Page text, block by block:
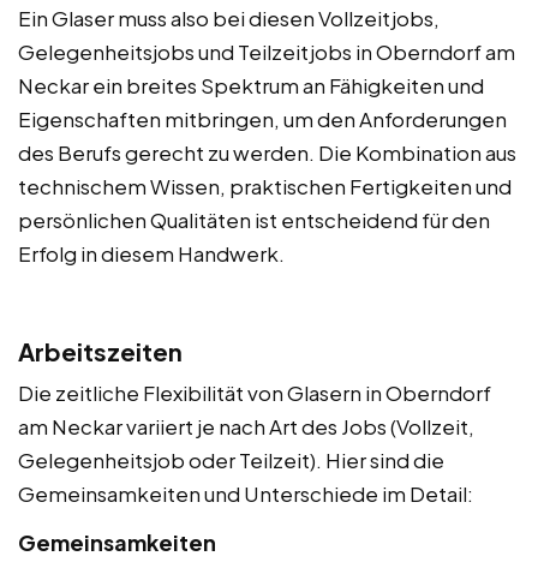
Ein Glaser muss also bei diesen Vollzeitjobs,
Gelegenheitsjobs und Teilzeitjobs in Oberndorf am
Neckar ein breites Spektrum an Fähigkeiten und
Eigenschaften mitbringen, um den Anforderungen
des Berufs gerecht zu werden. Die Kombination aus
technischem Wissen, praktischen Fertigkeiten und
persönlichen Qualitäten ist entscheidend für den
Erfolg in diesem Handwerk.
Arbeitszeiten
Die zeitliche Flexibilität von Glasern in Oberndorf
am Neckar variiert je nach Art des Jobs (Vollzeit,
Gelegenheitsjob oder Teilzeit). Hier sind die
Gemeinsamkeiten und Unterschiede im Detail:
Gemeinsamkeiten